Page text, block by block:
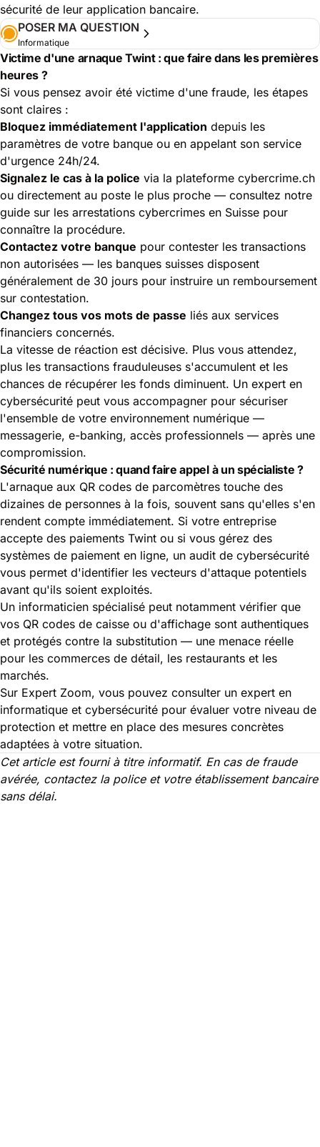
sécurité de leur application bancaire.
POSER MA QUESTION
Informatique
Victime d'une arnaque Twint : que faire dans les premières
heures ?
Si vous pensez avoir été victime d'une fraude, les étapes
sont claires :
Bloquez immédiatement l'application depuis les
paramètres de votre banque ou en appelant son service
d'urgence 24h/24.
Signalez le cas à la police via la plateforme cybercrime.ch
ou directement au poste le plus proche — consultez notre
guide sur les arrestations cybercrimes en Suisse pour
connaître la procédure.
Contactez votre banque pour contester les transactions
non autorisées — les banques suisses disposent
généralement de 30 jours pour instruire un remboursement
sur contestation.
Changez tous vos mots de passe liés aux services
financiers concernés.
La vitesse de réaction est décisive. Plus vous attendez,
plus les transactions frauduleuses s'accumulent et les
chances de récupérer les fonds diminuent. Un expert en
cybersécurité peut vous accompagner pour sécuriser
l'ensemble de votre environnement numérique —
messagerie, e-banking, accès professionnels — après une
compromission.
Sécurité numérique : quand faire appel à un spécialiste ?
L'arnaque aux QR codes de parcomètres touche des
dizaines de personnes à la fois, souvent sans qu'elles s'en
rendent compte immédiatement. Si votre entreprise
accepte des paiements Twint ou si vous gérez des
systèmes de paiement en ligne, un audit de cybersécurité
vous permet d'identifier les vecteurs d'attaque potentiels
avant qu'ils soient exploités.
Un informaticien spécialisé peut notamment vérifier que
vos QR codes de caisse ou d'affichage sont authentiques
et protégés contre la substitution — une menace réelle
pour les commerces de détail, les restaurants et les
marchés.
Sur Expert Zoom, vous pouvez consulter un expert en
informatique et cybersécurité pour évaluer votre niveau de
protection et mettre en place des mesures concrètes
adaptées à votre situation.
Cet article est fourni à titre informatif. En cas de fraude
avérée, contactez la police et votre établissement bancaire
sans délai.